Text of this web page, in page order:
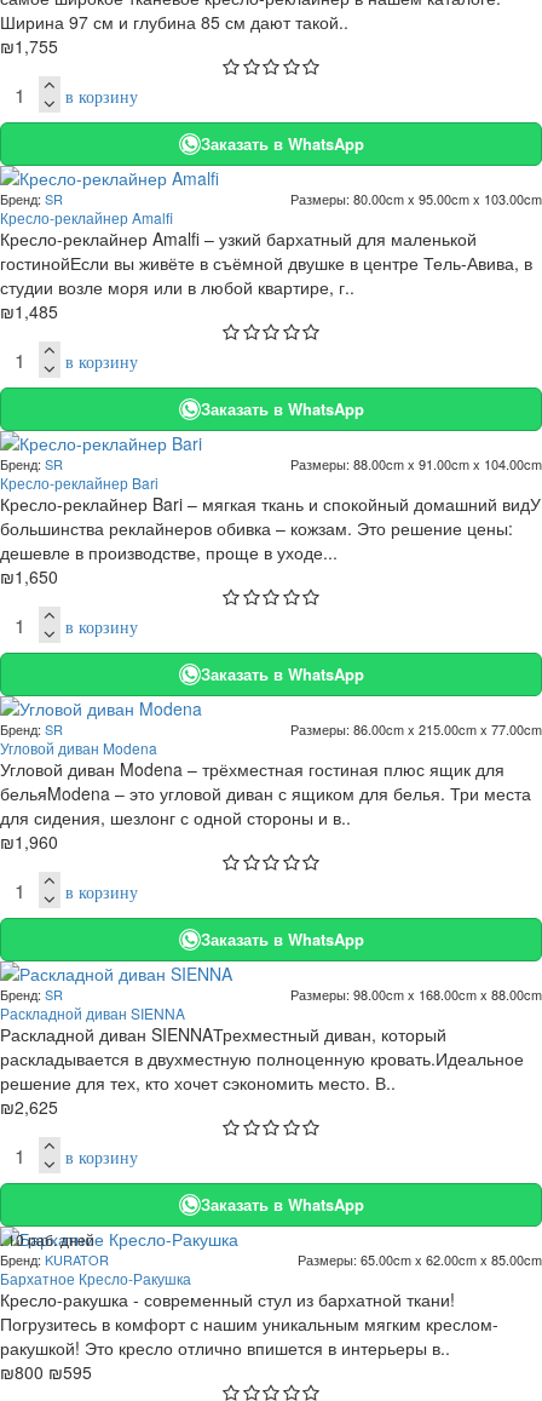
Ширина 97 см и глубина 85 см дают такой..
₪1,755
в корзину
Заказать в WhatsApp
Бренд: SR Размеры: 80.00cm x 95.00cm x 103.00cm
Кресло-реклайнер Amalfi
Кресло-реклайнер Amalfi – узкий бархатный для маленькой
гостинойЕсли вы живёте в съёмной двушке в центре Тель-Авива, в
студии возле моря или в любой квартире, г..
₪1,485
в корзину
Заказать в WhatsApp
Бренд: SR Размеры: 88.00cm x 91.00cm x 104.00cm
Кресло-реклайнер Bari
Кресло-реклайнер Bari – мягкая ткань и спокойный домашний видУ
большинства реклайнеров обивка – кожзам. Это решение цены:
дешевле в производстве, проще в уходе...
₪1,650
в корзину
Заказать в WhatsApp
Бренд: SR Размеры: 86.00cm x 215.00cm x 77.00cm
Угловой диван Modena
Угловой диван Modena – трёхместная гостиная плюс ящик для
бельяModena – это угловой диван с ящиком для белья. Три места
для сидения, шезлонг с одной стороны и в..
₪1,960
в корзину
Заказать в WhatsApp
Бренд: SR Размеры: 98.00cm x 168.00cm x 88.00cm
Раскладной диван SIENNA
Раскладной диван SIENNAТрехместный диван, который
раскладывается в двухместную полноценную кровать.Идеальное
решение для тех, кто хочет сэкономить место. В..
₪2,625
в корзину
Заказать в WhatsApp
. 10 раб. дней
-26 %
Бренд: KURATOR Размеры: 65.00cm x 62.00cm x 85.00cm
Бархатное Кресло-Ракушка
Кресло-ракушка - современный стул из бархатной ткани!
Погрузитесь в комфорт с нашим уникальным мягким креслом-
ракушкой! Это кресло отлично впишется в интерьеры в..
₪800 ₪595